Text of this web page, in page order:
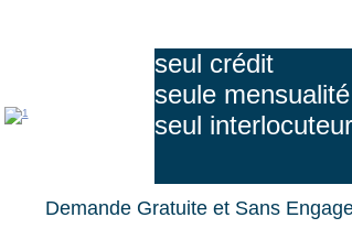
seul crédit
seule mensualité
seul interlocuteur
Demande Gratuite et Sans